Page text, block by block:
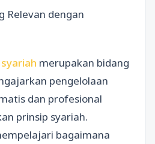
Relevan dengan
merupakan bidang
pengelolaan
dan profesional
prinsip syariah.
bagaimana